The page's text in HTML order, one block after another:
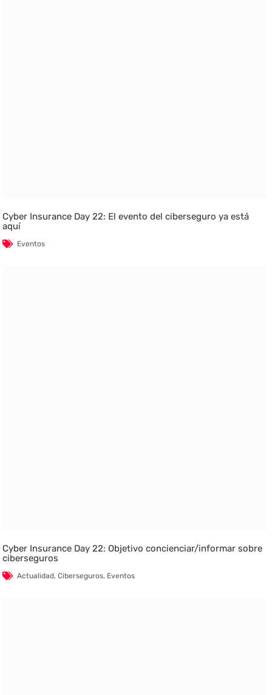
Cyber Insurance Day 22: El evento del ciberseguro ya está
aquí
Eventos
Cyber Insurance Day 22: Objetivo concienciar/informar sobre
ciberseguros
Actualidad,Ciberseguros, Eventos